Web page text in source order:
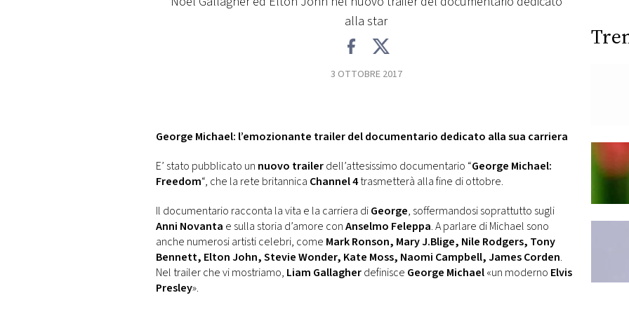
alla star
3 OTTOBRE 2017
George Michael: l’emozionante trailer del documentario dedicato alla sua carriera
E’ stato pubblicato un nuovo trailerdell’attesissimo documentario “George Michael:
Freedom“, che la rete britannica Channel 4trasmetterà alla fine di ottobre.
Il documentario racconta la vita e la carriera diGeorge, soffermandosi soprattutto sugli
Anni Novanta e sulla storia d’amore conAnselmo Feleppa. A parlare di Michael sono
anche numerosi artisti celebri, come Mark Ronson, Mary J.Blige, Nile Rodgers, Tony
Bennett, Elton John, Stevie Wonder, Kate Moss, Naomi Campbell, James Corden.
Nel trailer che vi mostriamo, Liam Gallagherdefinisce George Michael«un moderno Elvis
Presley».